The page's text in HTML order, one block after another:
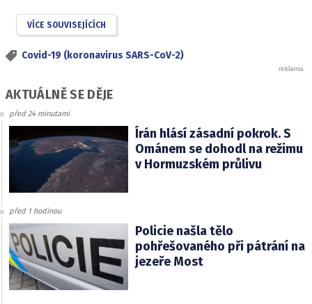
VÍCE SOUVISEJÍCÍCH
Covid-19 (koronavirus SARS-CoV-2)
AKTUÁLNĚ SE DĚJE
před 24 minutami
Írán hlásí zásadní pokrok. S
Ománem se dohodl na režimu
v Hormuzském průlivu
před 1 hodinou
Policie našla tělo
pohřešovaného při pátrání na
jezeře Most